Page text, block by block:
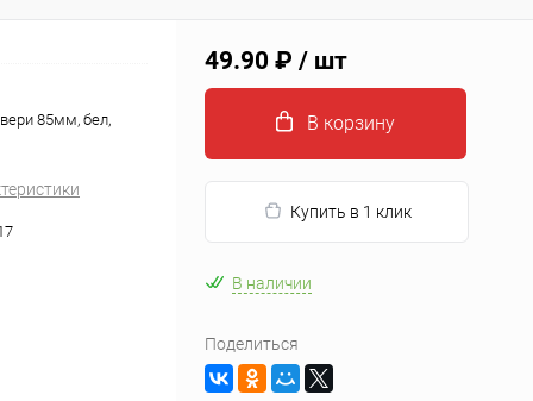
85мм, бел,
49.90 ₽ / шт
В корзину
Купить в 1 клик
В наличии
Поделиться